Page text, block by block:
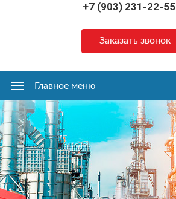
+7 (903) 231-22-55
Заказать звонок
Главное
меню
Главное меню